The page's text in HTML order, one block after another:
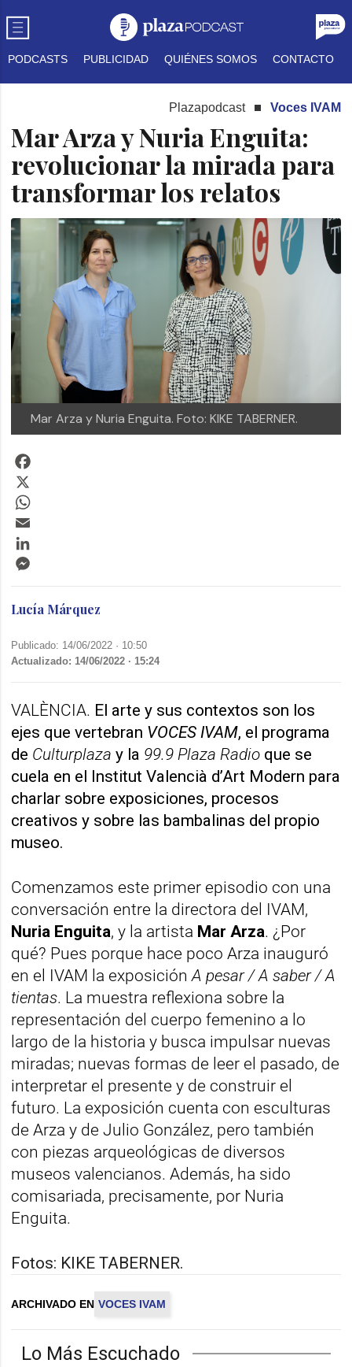
PODCASTS PUBLICIDAD QUIÉNES SOMOS CONTACTO
Plazapodcast Voces IVAM
Mar Arza y Nuria Enguita:
revolucionar la mirada para
transformar los relatos
Mar Arza y Nuria Enguita. Foto: KIKE TABERNER.
Lo Más Escuchado
Lucía Márquez
Publicado: 14/06/2022 · 10:50
Actualizado: 14/06/2022 · 15:24
VALÈNCIA. El arte y sus contextos son los
ejes que vertebran VOCES IVAM, el programa
de Culturplaza y la 99.9 Plaza Radio que se
cuela en el Institut Valencià d’Art Modern para
charlar sobre exposiciones, procesos
creativos y sobre las bambalinas del propio
museo.
Comenzamos este primer episodio con una
conversación entre la directora del IVAM,
Nuria Enguita, y la artista Mar Arza. ¿Por
qué? Pues porque hace poco Arza inauguró
en el IVAM la exposiciónA pesar / A saber / A
tientas. La muestra reflexiona sobre la
representación del cuerpo femenino a lo
largo de la historia y busca impulsar nuevas
miradas; nuevas formas de leer el pasado, de
interpretar el presente y de construir el
futuro. La exposición cuenta con esculturas
de Arza y de Julio González, pero también
con piezas arqueológicas de diversos
museos valencianos. Además, ha sido
comisariada, precisamente, por Nuria
Enguita.
Fotos: KIKE TABERNER.
ARCHIVADO EN VOCES IVAM